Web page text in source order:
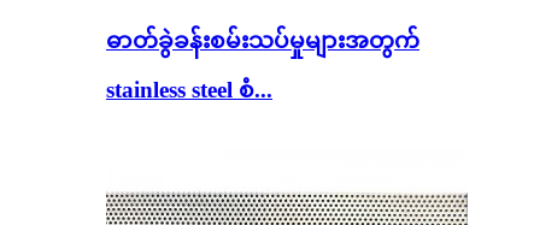
ဓာတ်ခွဲခန်းစမ်းသပ်မှုများအတွက်
stainless steel စံ...